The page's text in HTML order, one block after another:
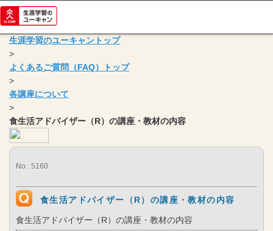
生涯学習のユーキャントップ
>
よくあるご質問（FAQ）トップ
>
各講座について
>
食生活アドバイザー（R）の講座・教材の内容
No : 5160
食生活アドバイザー（R）の講座・教材の内容
食生活アドバイザー（R）の講座・教材の内容